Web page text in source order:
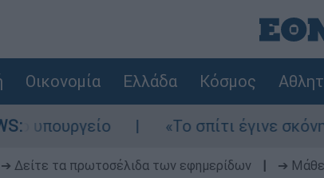
Οικονομία Ελλάδα Κόσμος
«Το σπίτι έγινε σκόνη»: Οι
➔ Δείτε τα πρωτοσέλιδα των εφημερίδων ➔